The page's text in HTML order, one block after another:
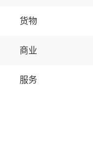
货物
商业
服务